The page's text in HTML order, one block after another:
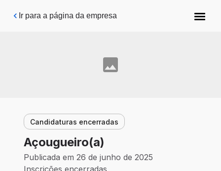
Pular para o conteúdo principal
Ir para a página da empresa
Candidaturas encerradas
Açougueiro(a)
Publicada em 26 de junho de 2025